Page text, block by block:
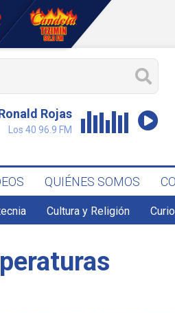
Rojas
Los 40 96.9 FM
QUIÉNES SOMOS
Cultura y Religión